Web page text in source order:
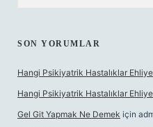
SON YORUMLAR
Hangi Psikiyatrik Hastalıklar
Hangi Psikiyatrik Hastalıklar
Gel Git Yapmak Ne Demek için